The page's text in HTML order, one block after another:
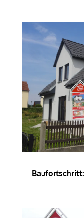
Baufortschritt: